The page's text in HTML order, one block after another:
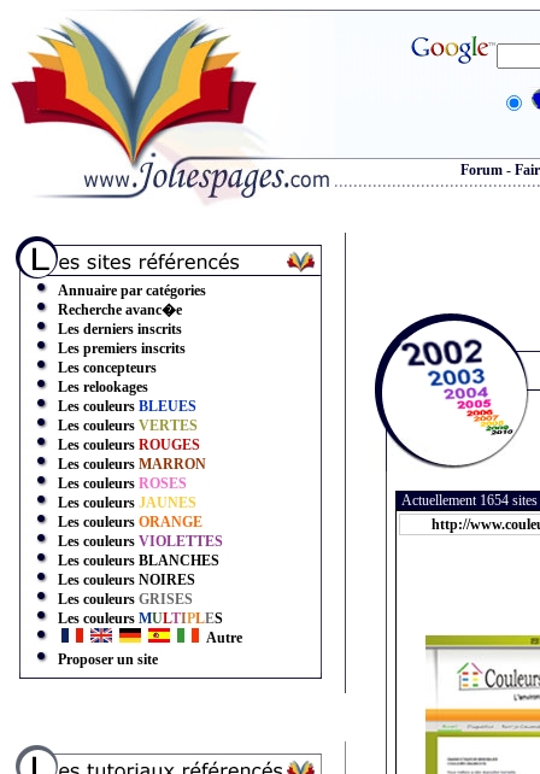
Forum -
Annuaire par catégories
Recherche avanc�e
Les derniers inscrits
Les premiers inscrits
Les concepteurs
Les relookages
Les couleurs BLEUES
Les couleurs VERTES
Les couleurs ROUGES
Les couleurs MARRON
Les couleurs ROSES
Les couleurs JAUNES
Les couleurs ORANGE
Les couleurs VIOLETTES
Les couleurs BLANCHES
Les couleurs NOIRES
Les couleurs GRISES
Les couleurs MULTIPLES
Autre
Proposer un site
Actuellement 1654
http://